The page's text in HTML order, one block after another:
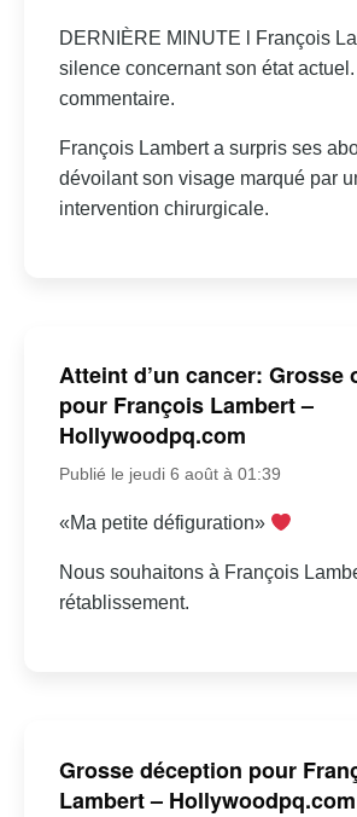
DERNIÈRE MINUTE l François
silence concernant son état
commentaire.
François Lambert a surpris ses
dévoilant son visage marqué par
intervention chirurgicale.
Atteint d’un cancer: Grosse
pour François Lambert –
Hollywoodpq.com
Publié le jeudi 6 août à 01:39
«Ma petite défiguration»
Nous souhaitons à François
rétablissement.
Grosse déception pour
Lambert – Hollywoodpq.com